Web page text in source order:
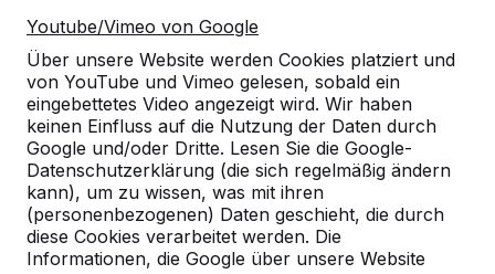
Youtube/Vimeo von Google
Über unsere Website werden Cookies platziert und
von YouTube und Vimeo gelesen, sobald ein
eingebettetes Video angezeigt wird. Wir haben
keinen Einfluss auf die Nutzung der Daten durch
Google und/oder Dritte. Lesen Sie die Google-
Datenschutzerklärung (die sich regelmäßig ändern
kann), um zu wissen, was mit ihren
(personenbezogenen) Daten geschieht, die durch
diese Cookies verarbeitet werden. Die
Informationen, die Google über unsere Website
+49 212 934 77 25
info@HeBlad.de
Kundenservice